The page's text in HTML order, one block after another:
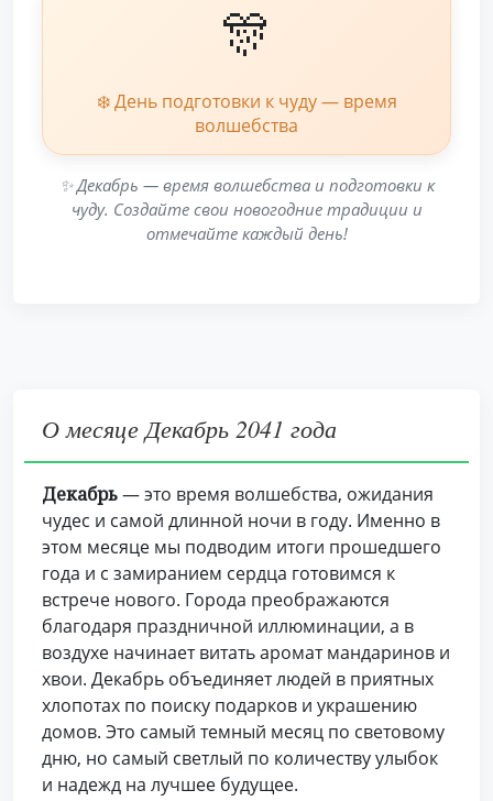
🎊
❄️ День подготовки к чуду — время
волшебства
✨ Декабрь — время волшебства и подготовки к
чуду. Создайте свои новогодние традиции и
отмечайте каждый день!
О месяце Декабрь 2041 года
Декабрь— это время волшебства, ожидания
чудес и самой длинной ночи в году. Именно в
этом месяце мы подводим итоги прошедшего
года и с замиранием сердца готовимся к
встрече нового. Города преображаются
благодаря праздничной иллюминации, а в
воздухе начинает витать аромат мандаринов и
хвои. Декабрь объединяет людей в приятных
хлопотах по поиску подарков и украшению
домов. Это самый темный месяц по световому
дню, но самый светлый по количеству улыбок
и надежд на лучшее будущее.